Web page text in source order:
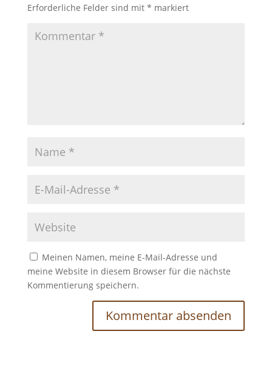
Erforderliche Felder sind mit * markiert
Meinen Namen, meine E-Mail-Adresse und
meine Website in diesem Browser für die nächste
Kommentierung speichern.